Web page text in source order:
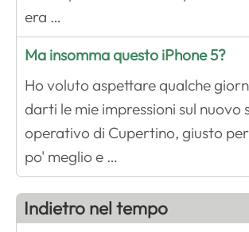
era …
Ma insomma questo iPhone 5?
Ho voluto aspettare qualche
darti le mie impressioni sul nuovo
operativo di Cupertino, giusto
po' meglio e …
Indietro nel tempo